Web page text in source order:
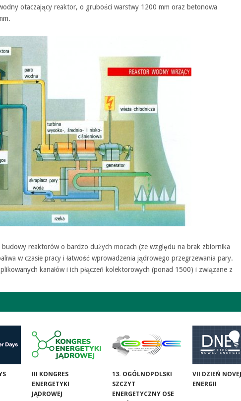
otaczający reaktor, o grubości warstwy 1200 mm oraz betonowa
reaktorów o bardzo dużych mocach (ze względu na brak zbiornika
w czasie pracy i łatwość wprowadzenia jądrowego przegrzewania pary.
kanałów i ich płączeń kolektorowych (ponad 1500) i związane z
III KONGRES
ENERGETYKI
JĄDROWEJ
13. OGÓLNOPOLSKI
SZCZYT
ENERGETYCZNY OSE
VII DZIEŃ NOVEJ
ENERGII